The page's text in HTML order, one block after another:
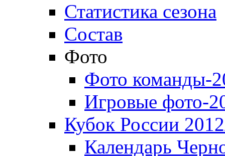
Статистика сезона
Состав
Фото
Фото команды-
Игровые фото-
Кубок России
Календарь